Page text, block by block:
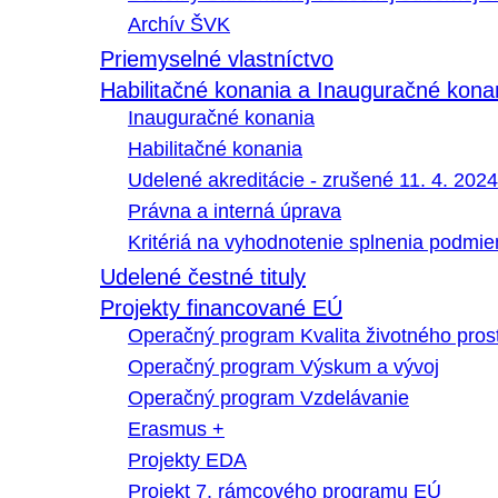
Archív ŠVK
Priemyselné vlastníctvo
Habilitačné konania a Inauguračné
Inauguračné konania
Habilitačné konania
Udelené akreditácie - zrušené 11. 4. 2024
Právna a interná úprava
Kritériá na vyhodnotenie splnenia
Udelené čestné tituly
Projekty financované EÚ
Operačný program Kvalita životného
Operačný program Výskum a vývoj
Operačný program Vzdelávanie
Erasmus +
Projekty EDA
Projekt 7. rámcového programu EÚ